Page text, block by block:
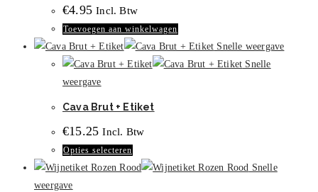
€4.95 Incl. Btw
Toevoegen aan winkelwagen
Snelle weergave
Snelle
weergave
Cava Brut + Etiket
€15.25 Incl. Btw
Opties selecteren
product
Snelle
weergave